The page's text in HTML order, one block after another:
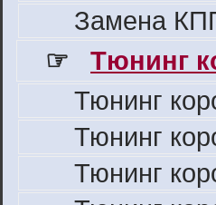
Замена
☞
Тюнинг
Тюнинг
Тюнинг
Тюнинг